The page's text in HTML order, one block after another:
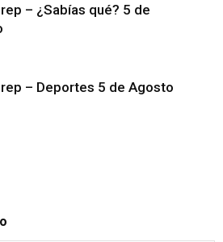
– ¿Sabías qué? 5 de
– Deportes 5 de Agosto